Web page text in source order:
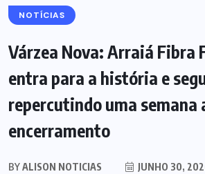
NOTÍCIAS
Várzea Nova: Arraiá Fibra
entra para a história e
repercutindo uma semana
encerramento
BYALISON NOTICIAS
JUNHO 30,